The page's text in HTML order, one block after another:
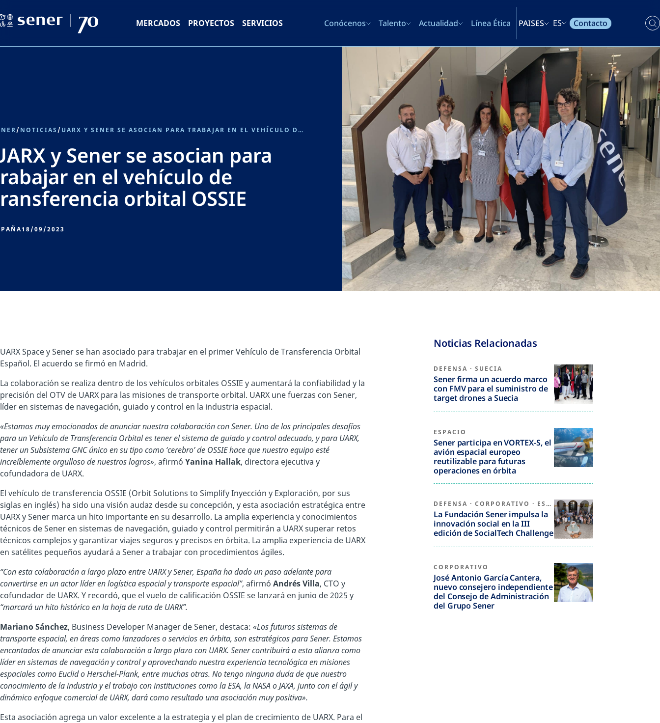
MERCADOS PROYECTOS SERVICIOS Conócenos Talento Actualidad Línea Ética PAISES ES Contacto
/NOTICIAS / UARX Y SENER SE ASOCIAN PARA TRABAJAR EN EL VEHÍCULO DE TRANSFERENCIA ORBITAL OSSIE
y Sener se asocian para
en el vehículo de
orbital OSSIE
18/09/2023
UARX Space y Sener se han asociado para trabajar en el primer Vehículo de Transferencia Orbital
Español. El acuerdo se firmó en Madrid.
La colaboración se realiza dentro de los vehículos orbitales OSSIE y aumentará la confiabilidad y la
precisión del OTV de UARX para las misiones de transporte orbital. UARX une fuerzas con Sener,
líder en sistemas de navegación, guiado y control en la industria espacial.
«Estamos muy emocionados de anunciar nuestra colaboración con Sener. Uno de los principales desafíos
para un Vehículo de Transferencia Orbital es tener el sistema de guiado y control adecuado, y para UARX,
tener un Subsistema GNC único en su tipo como ‘cerebro’ de OSSIE hace que nuestro equipo esté
increíblemente orgulloso de nuestros logros», afirmó Yanina Hallak, directora ejecutiva y
cofundadora de UARX.
El vehículo de transferencia OSSIE (Orbit Solutions to Simplify Inyección y Exploración, por sus
siglas en inglés) ha sido una visión audaz desde su concepción, y esta asociación estratégica entre
UARX y Sener marca un hito importante en su desarrollo. La amplia experiencia y conocimientos
técnicos de Sener en sistemas de navegación, guiado y control permitirán a UARX superar retos
técnicos complejos y garantizar viajes seguros y precisos en órbita. La amplia experiencia de UARX
en satélites pequeños ayudará a Sener a trabajar con procedimientos ágiles.
“Con esta colaboración a largo plazo entre UARX y Sener, España ha dado un paso adelante para
convertirse en un actor líder en logística espacial y transporte espacial”, afirmó Andrés Villa, CTO y
cofundador de UARX. Y recordó, que el vuelo de calificación OSSIE se lanzará en junio de 2025 y
“marcará un hito histórico en la hoja de ruta de UARX”.
Mariano Sánchez, Business Developer Manager de Sener, destaca: «Los futuros sistemas de
transporte espacial, en áreas como lanzadores o servicios en órbita, son estratégicos para Sener. Estamos
encantados de anunciar esta colaboración a largo plazo con UARX. Sener contribuirá a esta alianza como
líder en sistemas de navegación y control y aprovechando nuestra experiencia tecnológica en misiones
espaciales como Euclid o Herschel-Plank, entre muchas otras. No tengo ninguna duda de que nuestro
conocimiento de la industria y el trabajo con instituciones como la ESA, la NASA o JAXA, junto con el ágil y
dinámico enfoque comercial de UARX, dará como resultado una asociación muy positiva».
Esta asociación agrega un valor excelente a la estrategia y el plan de crecimiento de UARX. Para el
Noticias Relacionadas
DEFENSA · SUECIA
Sener firma un acuerdo marco
con FMV para el suministro de
target drones a Suecia
ESPACIO
Sener participa en VORTEX-S, el
avión espacial europeo
reutilizable para futuras
operaciones en órbita
DEFENSA · CORPORATIVO · ESPAÑA
La Fundación Sener impulsa la
innovación social en la III
edición de SocialTech Challenge
CORPORATIVO
José Antonio García Cantera,
nuevo consejero independiente
del Consejo de Administración
del Grupo Sener